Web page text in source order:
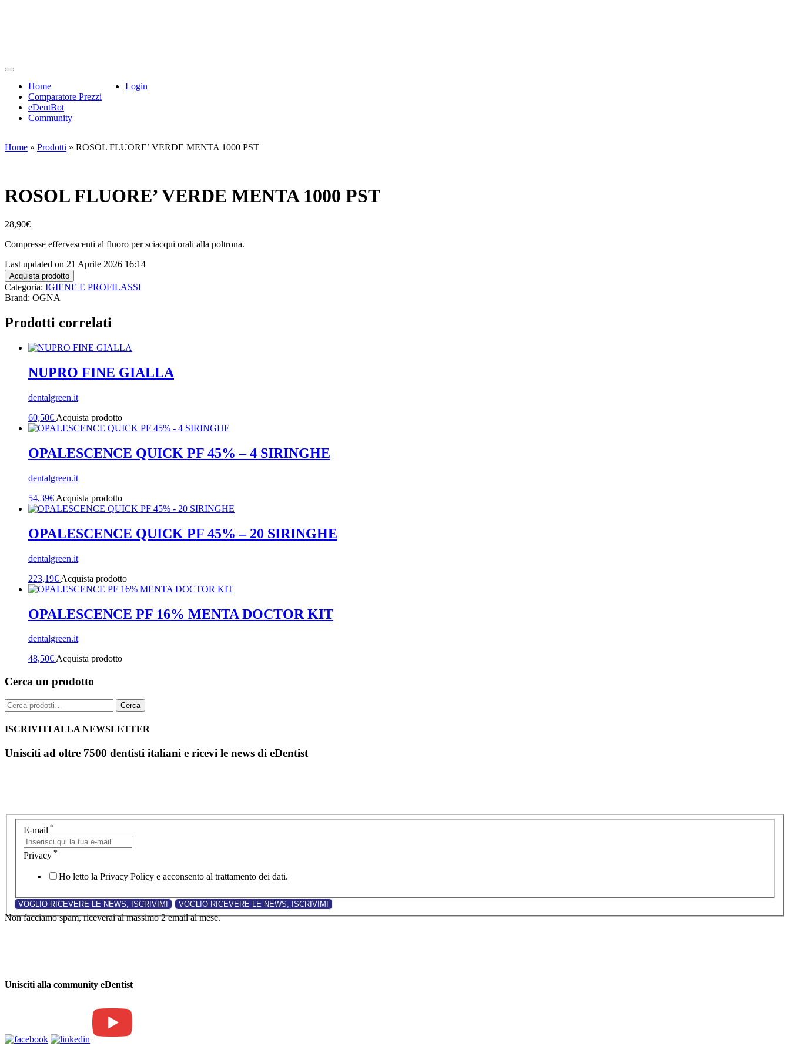
Home
Comparatore Prezzi
eDentBot
Community
Login
Home » Prodotti » ROSOL FLUORE’ VERDE MENTA 1000 PST
ROSOL FLUORE’ VERDE MENTA 1000 PST
28,90€
Compresse effervescenti al fluoro per sciacqui orali alla poltrona.
Last updated on 21 Aprile 2026 16:14
Acquista prodotto
Categoria: IGIENE E PROFILASSI
Brand: OGNA
Prodotti correlati
NUPRO FINE GIALLA
dentalgreen.it
60,50€ Acquista prodotto
OPALESCENCE QUICK PF 45% – 4 SIRINGHE
dentalgreen.it
54,39€ Acquista prodotto
OPALESCENCE QUICK PF 45% – 20 SIRINGHE
dentalgreen.it
223,19€ Acquista prodotto
OPALESCENCE PF 16% MENTA DOCTOR KIT
dentalgreen.it
48,50€Acquista prodotto
Cerca un prodotto
Cerca: Cerca
ISCRIVITI ALLA NEWSLETTER
Unisciti ad oltre 7500 dentisti italiani e ricevi le news di eDentist
E-mail *
Privacy *
Ho letto la Privacy Policy e acconsento al trattamento dei dati.
Non facciamo spam, riceverai al massimo 2 email al mese.
Unisciti alla community eDentist